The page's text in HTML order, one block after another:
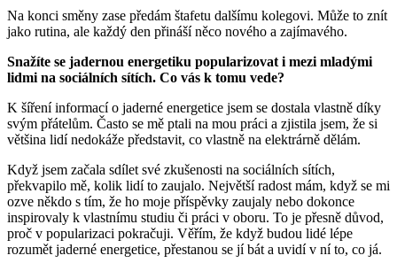
Na konci směny zase předám štafetu dalšímu kolegovi. Může to znít
jako rutina, ale každý den přináší něco nového a zajímavého.
Snažíte se jadernou energetiku popularizovat i mezi mladými
lidmi na sociálních sítích. Co vás k tomu vede?
K šíření informací o jaderné energetice jsem se dostala vlastně díky
svým přátelům. Často se mě ptali na mou práci a zjistila jsem, že si
většina lidí nedokáže představit, co vlastně na elektrárně dělám.
Když jsem začala sdílet své zkušenosti na sociálních sítích,
překvapilo mě, kolik lidí to zaujalo. Největší radost mám, když se mi
ozve někdo s tím, že ho moje příspěvky zaujaly nebo dokonce
inspirovaly k vlastnímu studiu či práci v oboru. To je přesně důvod,
proč v popularizaci pokračuji. Věřím, že když budou lidé lépe
rozumět jaderné energetice, přestanou se jí bát a uvidí v ní to, co já.